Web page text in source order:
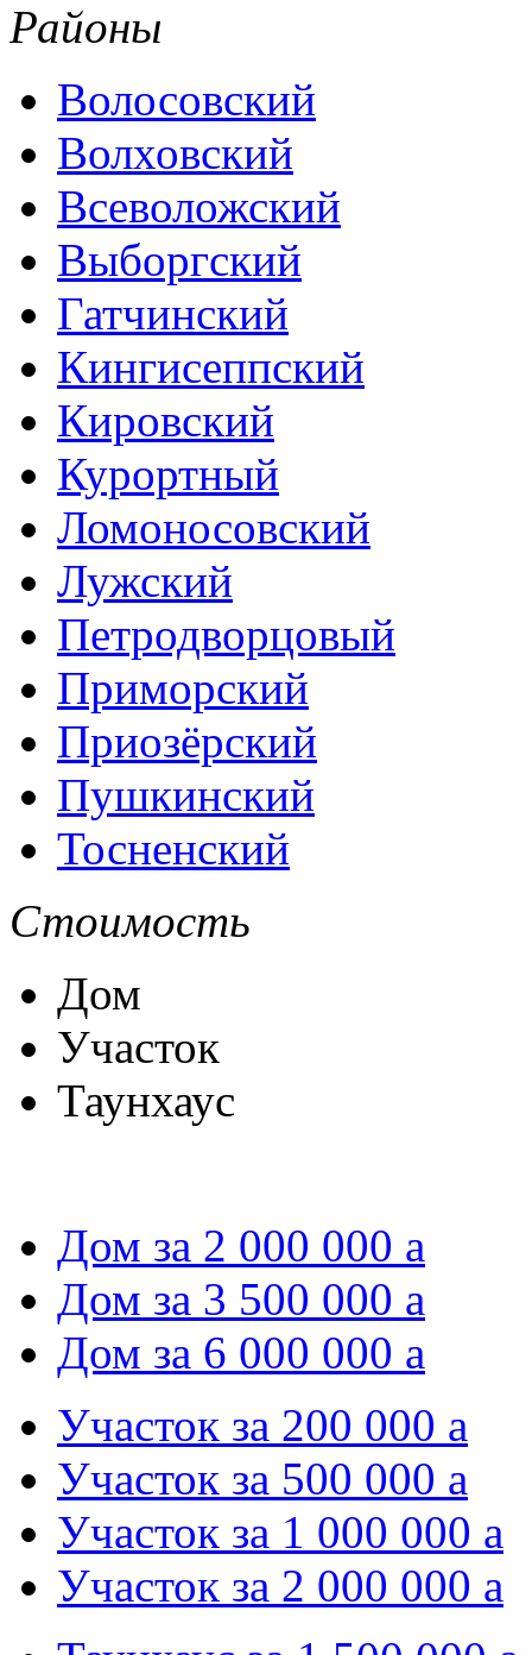
Районы
Волосовский
Волховский
Всеволожский
Выборгский
Гатчинский
Кингисеппский
Кировский
Курортный
Ломоносовский
Лужский
Петродворцовый
Приморский
Приозёрский
Пушкинский
Тосненский
Стоимость
Дом
Участок
Таунхаус
Дом за 2 000 000 a
Дом за 3 500 000 a
Дом за 6 000 000 a
Участок за 200 000 a
Участок за 500 000 a
Участок за 1 000 000 a
Участок за 2 000 000 a